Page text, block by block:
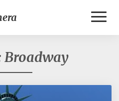
Broadway